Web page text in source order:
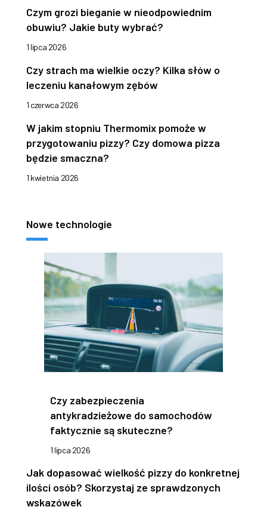
Czym grozi bieganie w nieodpowiednim
obuwiu? Jakie buty wybrać?
1 lipca 2026
Czy strach ma wielkie oczy? Kilka słów o
leczeniu kanałowym zębów
1 czerwca 2026
W jakim stopniu Thermomix pomoże w
przygotowaniu pizzy? Czy domowa pizza
będzie smaczna?
1 kwietnia 2026
Nowe technologie
Czy zabezpieczenia
antykradzieżowe do samochodów
faktycznie są skuteczne?
1 lipca 2026
Jak dopasować wielkość pizzy do konkretnej
ilości osób? Skorzystaj ze sprawdzonych
wskazówek